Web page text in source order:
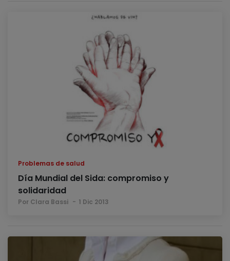
Problemas de salud
Día Mundial del Sida: compromiso y
solidaridad
Por Clara Bassi 1 Dic 2013